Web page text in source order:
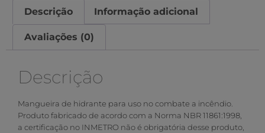
Descrição Informação adicional
Avaliações (0)
Descrição
Mangueira de hidrante para uso no combate a incêndio.
Produto fabricado de acordo com a Norma NBR 11861:1998,
a certificação no INMETRO não é obrigatória desse produto,